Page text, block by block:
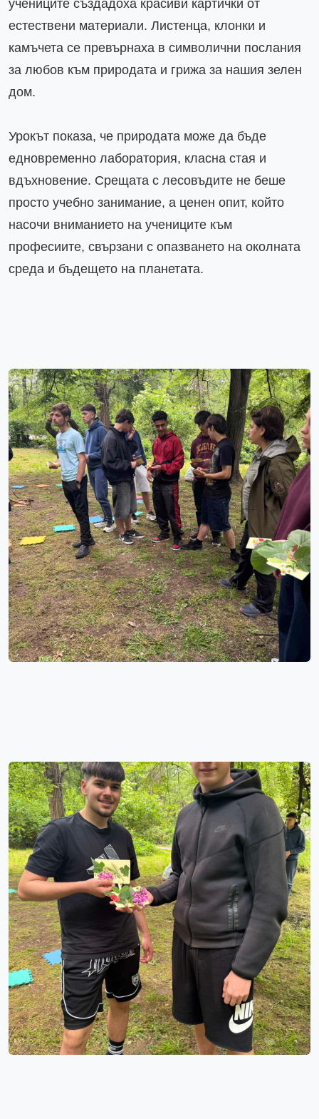
учениците създадоха красиви картички от
естествени материали. Листенца, клонки и
камъчета се превърнаха в символични послания
за любов към природата и грижа за нашия зелен
дом.
Урокът показа, че природата може да бъде
едновременно лаборатория, класна стая и
вдъхновение. Срещата с лесовъдите не беше
просто учебно занимание, а ценен опит, който
насочи вниманието на учениците към
професиите, свързани с опазването на околната
среда и бъдещето на планетата.